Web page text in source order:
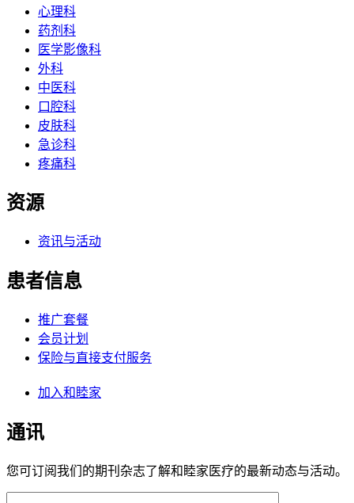
心理科
药剂科
医学影像科
外科
中医科
口腔科
皮肤科
急诊科
疼痛科
资源
资讯与活动
患者信息
推广套餐
会员计划
保险与直接支付服务
加入和睦家
通讯
您可订阅我们的期刊杂志了解和睦家医疗的最新动态与活动。